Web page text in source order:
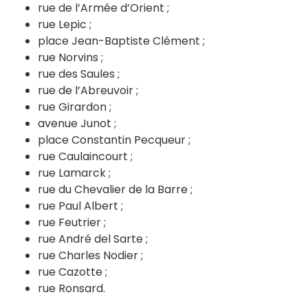
rue de l’Armée d’Orient ;
rue Lepic ;
place Jean-Baptiste Clément ;
rue Norvins ;
rue des Saules ;
rue de l’Abreuvoir ;
rue Girardon ;
avenue Junot ;
place Constantin Pecqueur ;
rue Caulaincourt ;
rue Lamarck ;
rue du Chevalier de la Barre ;
rue Paul Albert ;
rue Feutrier ;
rue André del Sarte ;
rue Charles Nodier ;
rue Cazotte ;
rue Ronsard.